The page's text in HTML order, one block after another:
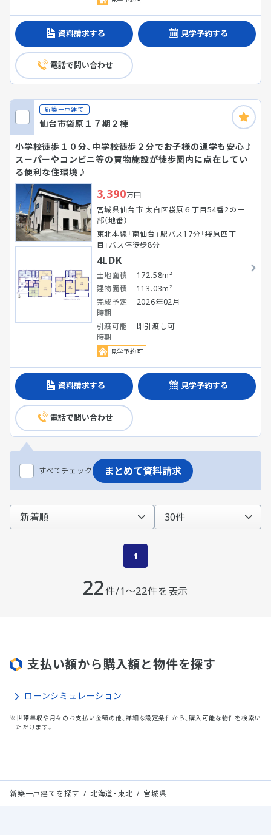
資料請求する 見学予約する
電話で問い合わせ
新築一戸建て
仙台市袋原１７期２棟
小学校徒歩１０分、中学校徒歩２分でお子様の通学も安心♪
スーパーやコンビニ等の買物施設が徒歩圏内に点在してい
る便利な住環境♪
3,390万円
宮城県仙台市 太白区袋原６丁目54番2の一
部（地番）
東北本線「南仙台」駅バス17分「袋原四丁
目」バス停徒歩8分
4LDK
土地面積
172.58m²
建物面積
113.03m²
完成予定
時期
2026年02月
引渡可能
時期
即引渡し可
見学予約可
資料請求する 見学予約する
電話で問い合わせ
すべてチェック まとめて資料請求
22件/1～22件を表示
1
支払い額から購入額と物件を探す
ローンシミュレーション
※世帯年収や月々のお支払い金額の他、詳細な設定条件から、購入可能な物件を検索い
ただけます。
新築一戸建てを探す 北海道・東北 宮城県